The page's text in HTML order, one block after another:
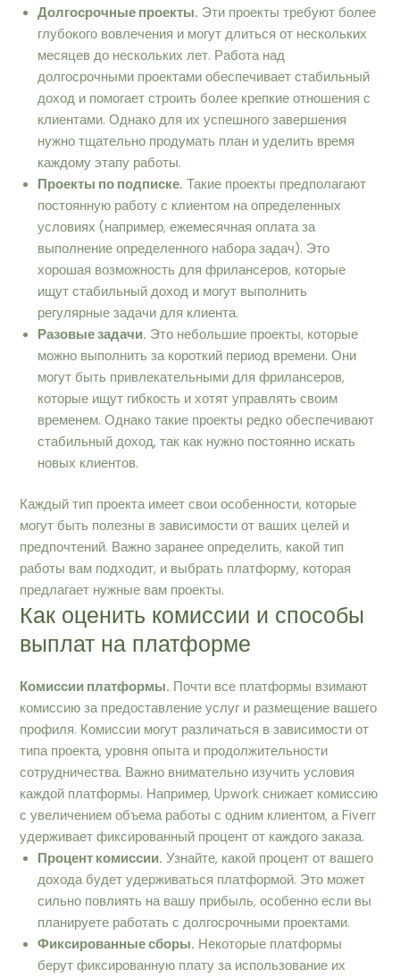
Долгосрочные проекты. Эти проекты требуют более
глубокого вовлечения и могут длиться от нескольких
месяцев до нескольких лет. Работа над
долгосрочными проектами обеспечивает стабильный
доход и помогает строить более крепкие отношения с
клиентами. Однако для их успешного завершения
нужно тщательно продумать план и уделить время
каждому этапу работы.
Проекты по подписке. Такие проекты предполагают
постоянную работу с клиентом на определенных
условиях (например, ежемесячная оплата за
выполнение определенного набора задач). Это
хорошая возможность для фрилансеров, которые
ищут стабильный доход и могут выполнить
регулярные задачи для клиента.
Разовые задачи. Это небольшие проекты, которые
можно выполнить за короткий период времени. Они
могут быть привлекательными для фрилансеров,
которые ищут гибкость и хотят управлять своим
временем. Однако такие проекты редко обеспечивают
стабильный доход, так как нужно постоянно искать
новых клиентов.
Каждый тип проекта имеет свои особенности, которые
могут быть полезны в зависимости от ваших целей и
предпочтений. Важно заранее определить, какой тип
работы вам подходит, и выбрать платформу, которая
предлагает нужные вам проекты.
Как оценить комиссии и способы
выплат на платформе
Комиссии платформы. Почти все платформы взимают
комиссию за предоставление услуг и размещение вашего
профиля. Комиссии могут различаться в зависимости от
типа проекта, уровня опыта и продолжительности
сотрудничества. Важно внимательно изучить условия
каждой платформы. Например, Upwork снижает комиссию
с увеличением объема работы с одним клиентом, а Fiverr
удерживает фиксированный процент от каждого заказа.
Процент комиссии. Узнайте, какой процент от вашего
дохода будет удерживаться платформой. Это может
сильно повлиять на вашу прибыль, особенно если вы
планируете работать с долгосрочными проектами.
Фиксированные сборы. Некоторые платформы
берут фиксированную плату за использование их